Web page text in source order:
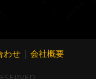
わせ | 会社概要